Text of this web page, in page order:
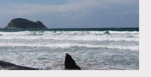
, impresa en la Imprenta de Pedro
en 1862, nos dice lo siguiente: "Esta
influir igualmente en el ...